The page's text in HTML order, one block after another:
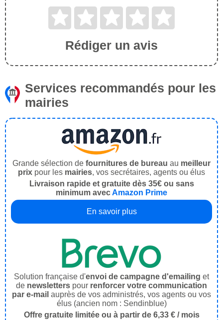
Rédiger un avis
Services recommandés pour les
mairies
Grande sélection de fournitures de bureau au meilleur
prix pour les mairies, vos secrétaires, agents ou élus
Livraison rapide et gratuite dès 35€ ou sans
minimum avecAmazon Prime
En savoir plus
Solution française d'envoi de campagne d'emailing et
de newsletters pour renforcer votre communication
par e-mail auprès de vos administrés, vos agents ou vos
élus (ancien nom : Sendinblue)
Offre gratuite limitée ou à partir de 6,33 € / mois